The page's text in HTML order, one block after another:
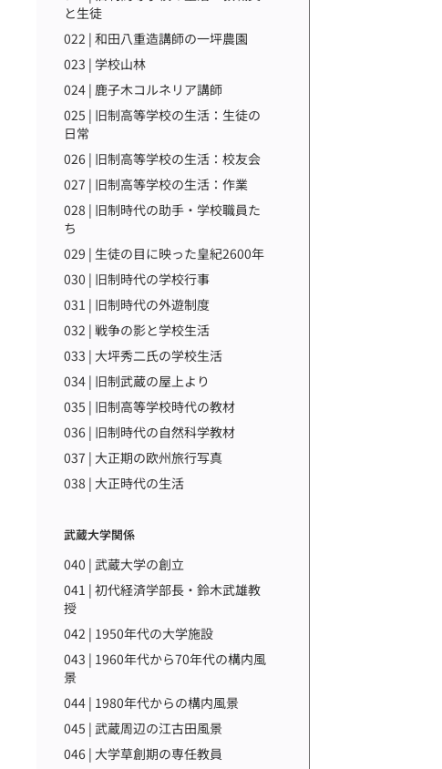
と生徒
022 | 和田八重造講師の一坪農園
023 | 学校山林
024 | 鹿子木コルネリア講師
025 | 旧制高等学校の生活：生徒の
日常
026 | 旧制高等学校の生活：校友会
027 | 旧制高等学校の生活：作業
028 | 旧制時代の助手・学校職員た
ち
029 | 生徒の目に映った皇紀2600年
030 | 旧制時代の学校行事
031 | 旧制時代の外遊制度
032 | 戦争の影と学校生活
033 | 大坪秀二氏の学校生活
034 | 旧制武蔵の屋上より
035 | 旧制高等学校時代の教材
036 | 旧制時代の自然科学教材
037 | 大正期の欧州旅行写真
038 | 大正時代の生活
武蔵大学関係
040 | 武蔵大学の創立
041 | 初代経済学部長・鈴木武雄教
授
042 | 1950年代の大学施設
043 | 1960年代から70年代の構内風
景
044 | 1980年代からの構内風景
045 | 武蔵周辺の江古田風景
046 | 大学草創期の専任教員